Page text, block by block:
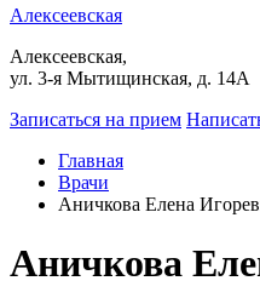
Алексеевская
Алексеевская,
ул. 3-я Мытищинская, д. 14А
Записаться на прием
Главная
Врачи
Аничкова Елена
Аничкова